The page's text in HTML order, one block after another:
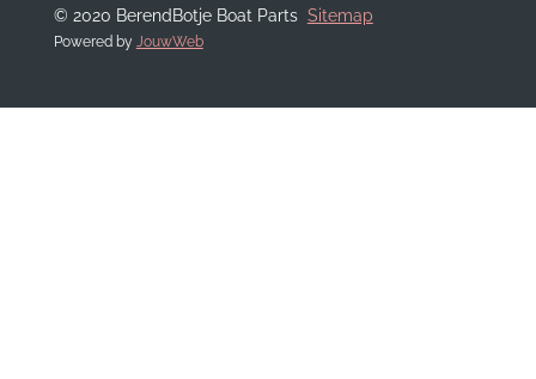
© 2020 BerendBotje Boat Parts Sitemap
Powered by JouwWeb